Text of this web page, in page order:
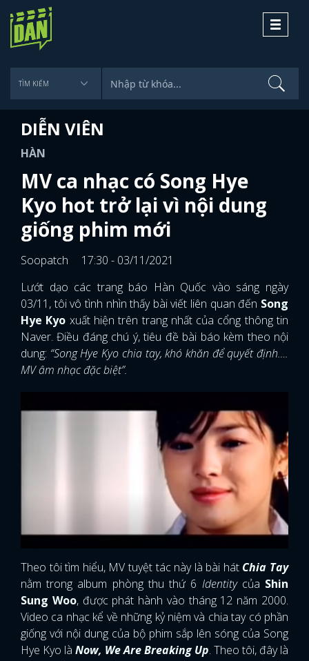
Toggle
DIỄN VIÊN
HÀN
MV ca nhạc có Song Hye
Kyo hot trở lại vì nội dung
giống phim mới
Soopatch
17:30 - 03/11/2021
Lướt dạo các trang báo Hàn Quốc vào sáng ngày
03/11, tôi vô tình nhìn thấy bài viết liên quan đến Song
Hye Kyo xuất hiện trên trang nhất của cổng thông tin
Naver. Điều đáng chú ý, tiêu đề bài báo kèm theo nội
dung: “Song Hye Kyo chia tay, khó khăn để quyết định….
MV âm nhạc đặc biệt”.
Theo tôi tìm hiểu, MV tuyệt tác này là bài hát Chia Tay
nằm trong album phòng thu thứ 6 Identity của Shin
Sung Woo, được phát hành vào tháng 12 năm 2000.
Video ca nhạc kể về những kỷ niệm và chia tay có phần
giống với nội dung của bộ phim sắp lên sóng của Song
Hye Kyo là Now, We Are Breaking Up. Theo tôi, đây là